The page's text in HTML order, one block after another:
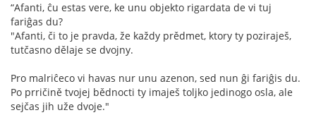
“Afanti, ĉu estas vere, ke unu objekto rigardata de vi tuj
fariĝas du?
"Afanti, či to je pravda, že každy prědmet, ktory ty poziraješ,
tutčasno dělaje se dvojny.
Pro malriĉeco vi havas nur unu azenon, sed nun ĝi fariĝis du.
Po prričině tvojej bědnocti ty imaješ toljko jedinogo osla, ale
sejčas jih uže dvoje."